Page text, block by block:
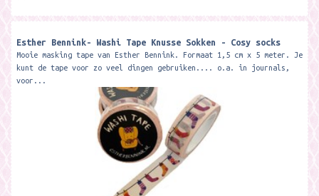
Esther Bennink- Washi Tape Knusse Sokken - Cosy socks
Mooie masking tape van Esther Bennink. Formaat 1,5 cm x 5 meter. Je
kunt de tape voor zo veel dingen gebruiken.... o.a. in journals,
voor...